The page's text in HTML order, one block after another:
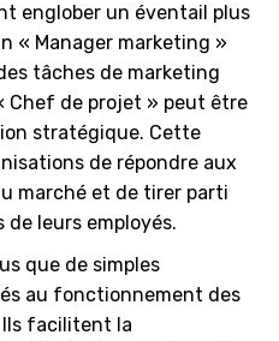
englober un éventail plus
« Manager marketing »
tâches de marketing
Chef de projet » peut être
stratégique. Cette
de répondre aux
marché et de tirer parti
de leurs employés.
que de simples
au fonctionnement des
Ils facilitent la